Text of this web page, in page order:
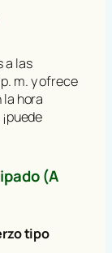
a las
m. y ofrece
la hora
(a
tipo